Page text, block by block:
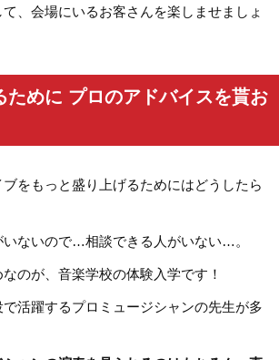
、会場にいるお客さんを楽しませましょ
ために プロのアドバイスを貰お
をもっと盛り上げるためにはどうしたら
いないので…相談できる人がいない…。
のが、音楽学校の体験入学です！
活躍するプロミュージシャンの先生が多